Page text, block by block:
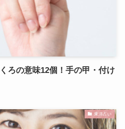
ろの意味12個！手の甲・付け
東洋占い